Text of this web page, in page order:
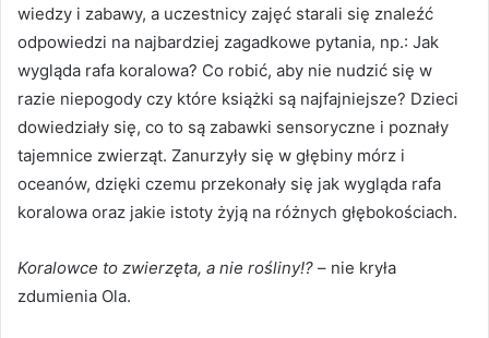
wiedzy i zabawy, a uczestnicy zajęć starali się znaleźć
odpowiedzi na najbardziej zagadkowe pytania, np.: Jak
wygląda rafa koralowa? Co robić, aby nie nudzić się w
razie niepogody czy które książki są najfajniejsze? Dzieci
dowiedziały się, co to są zabawki sensoryczne i poznały
tajemnice zwierząt. Zanurzyły się w głębiny mórz i
oceanów, dzięki czemu przekonały się jak wygląda rafa
koralowa oraz jakie istoty żyją na różnych głębokościach.
Koralowce to zwierzęta, a nie rośliny!? – nie kryła
zdumienia Ola.